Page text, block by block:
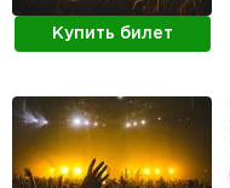
Купить билет